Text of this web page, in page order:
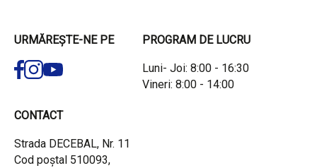
URMĂREȘTE-NE PE PROGRAM DE LUCRU
Luni- Joi: 8:00 - 16:30
Vineri: 8:00 - 14:00
CONTACT
Strada DECEBAL, Nr. 11
Cod poștal 510093,